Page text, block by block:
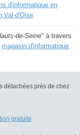
d'informatique en
Val-d'Oise
de-Seine" à travers
magasin d'informatique
détachées près de chez
gratuite